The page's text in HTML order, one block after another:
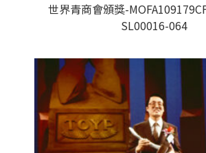
世界青商會頒獎-
SL00016-064